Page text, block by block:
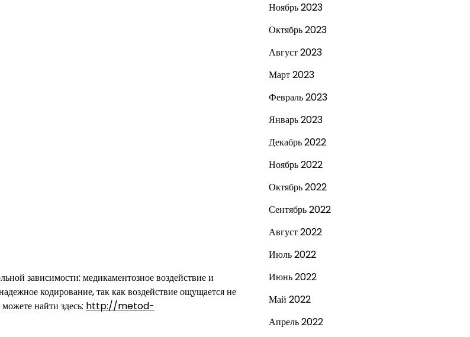
зависимости: медикаментозное воздействие и
кодирование, так как воздействие ощущается не
найти здесь: http://metod-
Ноябрь 2023
Октябрь 2023
Август 2023
Март 2023
Февраль 2023
Январь 2023
Декабрь 2022
Ноябрь 2022
Октябрь 2022
Сентябрь 2022
Август 2022
Июль 2022
Июнь 2022
Май 2022
Апрель 2022